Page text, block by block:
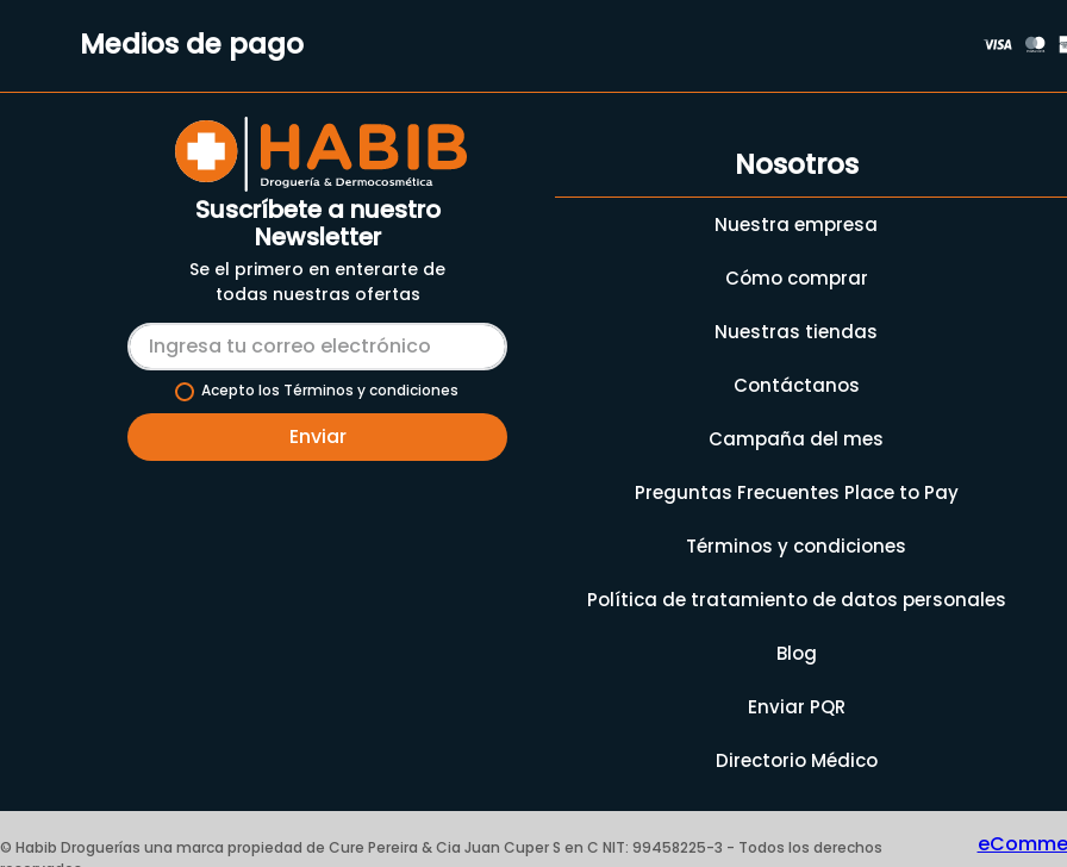
Medios de pago
Suscríbete a nuestro
Newsletter
Se el primero en enterarte de
todas nuestras ofertas
Acepto los Términos y condiciones
Enviar
Nosotros
Nuestra empresa
Cómo comprar
Nuestras tiendas
Contáctanos
Campaña del mes
Preguntas Frecuentes Place to Pay
Términos y condiciones
Política de tratamiento de datos personales
Blog
Enviar PQR
Directorio Médico
© Habib Droguerías una marca propiedad de Cure Pereira & Cia Juan Cuper S en C NIT: 99458225-3 - Todos los derechos